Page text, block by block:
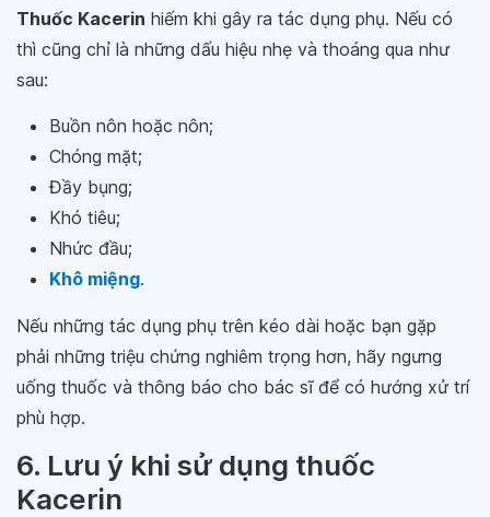
Thuốc Kacerin hiếm khi gây ra tác dụng phụ. Nếu có
thì cũng chỉ là những dấu hiệu nhẹ và thoáng qua như
sau:
Buồn nôn hoặc nôn;
Chóng mặt;
Đầy bụng;
Khó tiêu;
Nhức đầu;
Khô miệng.
Nếu những tác dụng phụ trên kéo dài hoặc bạn gặp
phải những triệu chứng nghiêm trọng hơn, hãy ngưng
uống thuốc và thông báo cho bác sĩ để có hướng xử trí
phù hợp.
6. Lưu ý khi sử dụng thuốc
Kacerin